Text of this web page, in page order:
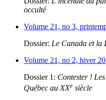
occulté
Volume 21, no 3,
Dossier: Le Canada et la
Volume 21, no 2, hiver
Dossier 1: Contester !
Québec au XXe siècle